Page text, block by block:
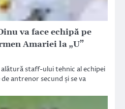
va face echipă pe
Amariei la „U”
staff-ului tehnic al echipei
antrenor secund și se va